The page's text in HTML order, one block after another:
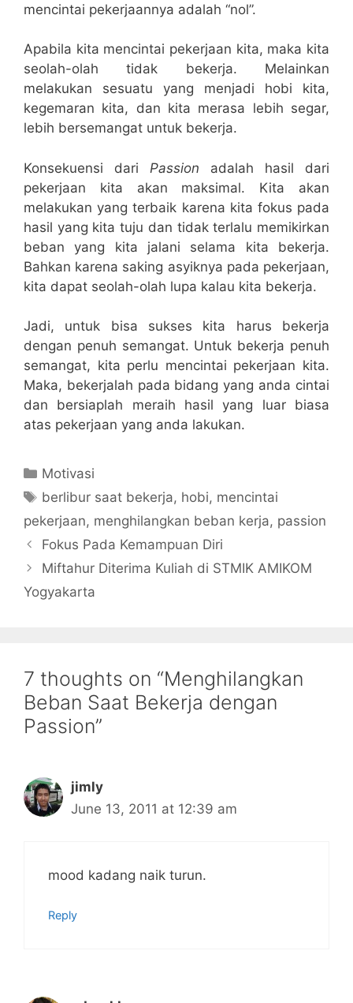
mencintai pekerjaannya adalah “nol”.
Apabila kita mencintai pekerjaan kita, maka kita
seolah-olah tidak bekerja. Melainkan
melakukan sesuatu yang menjadi hobi kita,
kegemaran kita, dan kita merasa lebih segar,
lebih bersemangat untuk bekerja.
Konsekuensi dari Passion adalah hasil dari
pekerjaan kita akan maksimal. Kita akan
melakukan yang terbaik karena kita fokus pada
hasil yang kita tuju dan tidak terlalu memikirkan
beban yang kita jalani selama kita bekerja.
Bahkan karena saking asyiknya pada pekerjaan,
kita dapat seolah-olah lupa kalau kita bekerja.
Jadi, untuk bisa sukses kita harus bekerja
dengan penuh semangat. Untuk bekerja penuh
semangat, kita perlu mencintai pekerjaan kita.
Maka, bekerjalah pada bidang yang anda cintai
dan bersiaplah meraih hasil yang luar biasa
atas pekerjaan yang anda lakukan.
Categories
Motivasi
Tags
berlibur saat bekerja, hobi, mencintai
pekerjaan, menghilangkan beban kerja, passion
Fokus Pada Kemampuan Diri
Miftahur Diterima Kuliah di STMIK AMIKOM
Yogyakarta
7 thoughts on “Menghilangkan
Beban Saat Bekerja dengan
Passion”
jimly
June 13, 2011 at 12:39 am
mood kadang naik turun.
Reply